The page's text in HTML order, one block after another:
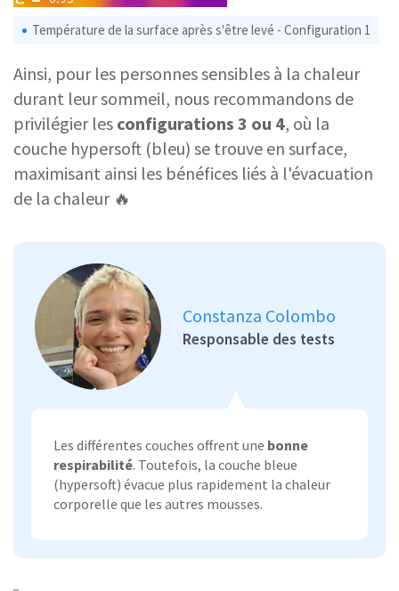
Température de la surface après s'être levé - Configuration 1
Ainsi, pour les personnes sensibles à la chaleur
durant leur sommeil, nous recommandons de
privilégier les configurations 3 ou 4, où la
couche hypersoft (bleu) se trouve en surface,
maximisant ainsi les bénéfices liés à l'évacuation
de la chaleur 🔥
Les différentes couches offrent une bonne
respirabilité. Toutefois, la couche bleue
(hypersoft) évacue plus rapidement la chaleur
corporelle que les autres mousses.
Constanza Colombo
Responsable des tests